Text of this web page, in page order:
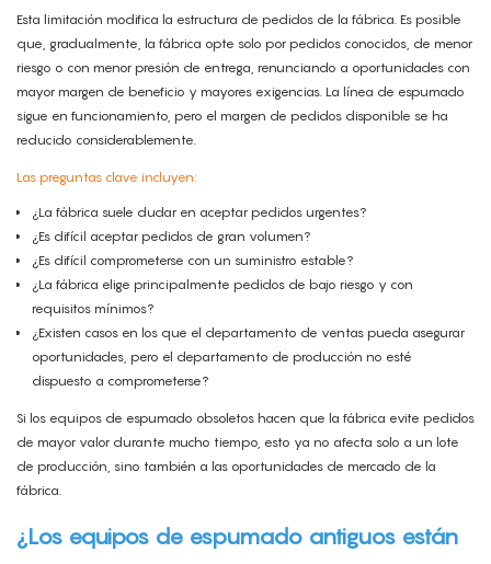
Esta limitación modifica la estructura de pedidos de la fábrica. Es posible
que, gradualmente, la fábrica opte solo por pedidos conocidos, de menor
riesgo o con menor presión de entrega, renunciando a oportunidades con
mayor margen de beneficio y mayores exigencias. La línea de espumado
sigue en funcionamiento, pero el margen de pedidos disponible se ha
reducido considerablemente.
Las preguntas clave incluyen:
¿La fábrica suele dudar en aceptar pedidos urgentes?
¿Es difícil aceptar pedidos de gran volumen?
¿Es difícil comprometerse con un suministro estable?
¿La fábrica elige principalmente pedidos de bajo riesgo y con
requisitos mínimos?
¿Existen casos en los que el departamento de ventas pueda asegurar
oportunidades, pero el departamento de producción no esté
dispuesto a comprometerse?
Si los equipos de espumado obsoletos hacen que la fábrica evite pedidos
de mayor valor durante mucho tiempo, esto ya no afecta solo a un lote
de producción, sino también a las oportunidades de mercado de la
fábrica.
¿Los equipos de espumado antiguos están